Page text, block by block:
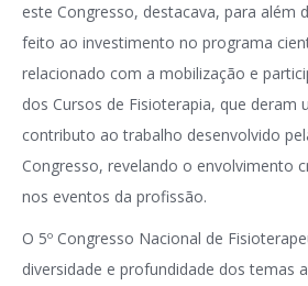
este Congresso, destacava, para além
feito ao investimento no programa
relacionado com a mobilização e
dos Cursos de Fisioterapia, que deram
contributo ao trabalho desenvolvido
Congresso, revelando o envolvimento
nos eventos da profissão.
O 5º Congresso Nacional de
diversidade e profundidade dos temas